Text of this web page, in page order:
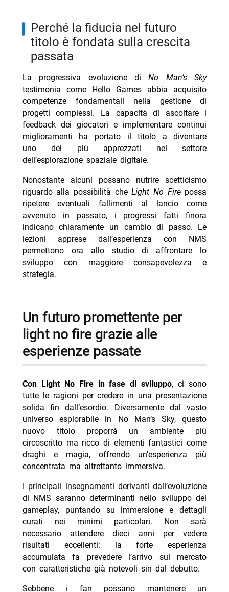
perché la fiducia nel futuro
titolo è fondata sulla crescita
passata
La progressiva evoluzione diNo Man’s Sky
testimonia come Hello Games abbia acquisito
competenze fondamentali nella gestione di
progetti complessi. La capacità di ascoltare i
feedback dei giocatori e implementare continui
miglioramenti ha portato il titolo a diventare
uno dei più apprezzati nel settore
dell’esplorazione spaziale digitale.
Nonostante alcuni possano nutrire scetticismo
riguardo alla possibilità cheLight No Firepossa
ripetere eventuali fallimenti al lancio come
avvenuto in passato, i progressi fatti finora
indicano chiaramente un cambio di passo. Le
lezioni apprese dall’esperienza con NMS
permettono ora allo studio di affrontare lo
sviluppo con maggiore consapevolezza e
strategia.
un futuro promettente per
light no fire grazie alle
esperienze passate
Con Light No Fire in fase di sviluppo, ci sono
tutte le ragioni per credere in una presentazione
solida fin dall’esordio. Diversamente dal vasto
universo esplorabile in No Man’s Sky, questo
nuovo titolo proporrà un ambiente più
circoscritto ma ricco di elementi fantastici come
draghi e magia, offrendo un’esperienza più
concentrata ma altrettanto immersiva.
I principali insegnamenti derivanti dall’evoluzione
di NMS saranno determinanti nello sviluppo del
gameplay, puntando su immersione e dettagli
curati nei minimi particolari. Non sarà
necessario attendere dieci anni per vedere
risultati eccellenti: la forte esperienza
accumulata fa prevedere l’arrivo sul mercato
con caratteristiche già notevoli sin dal debutto.
Sebbene i fan possano mantenere un